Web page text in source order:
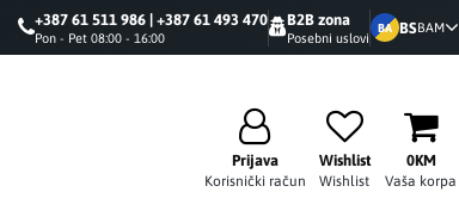
+387 61 511 986 | +387 61 493 470
Pon - Pet 08:00 - 16:00
B2B zona
Posebni uslovi
BA BSBAM
Prijava
Korisnički račun
Wishlist
Wishlist
0KM
Vaša korpa